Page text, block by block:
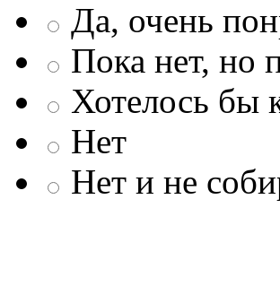
Да, очень
Пока нет, но
Хотелось бы
Нет
Нет и не